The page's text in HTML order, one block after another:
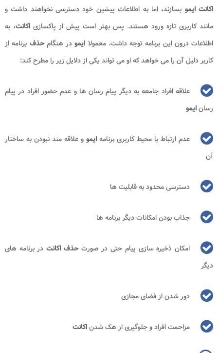
اکانت ایمو بسازند، اما به اطلاعات پیشین خود دسترسی نخواهند داشت و
مانند کاربری تازه ورود هستند. پس بهتر است پیش از پاکسازی اکانت، به
اطلاعات درون این برنامه توجه داشت. معمولا ایمو در هنگامحذف برنامه از
کاربر دلیل آن را می خواهد که او می تواند یکی از دلایل زیر را مطرح کند:
علاقه افراد جامعه به دیگر پیام رسان ها و عدم حضور افراد در پیام
رسانایمو
عدم ارتباط با محیط کاربری برنامه ایمو و علاقه مند نبودن به ساختار
آن
دسترسی محدود به قابلیت ها
جذاب بودن امکانات دیگر برنامه ها
امکان ذخیره سازی پیام حتی در صورتحذف اکانت در برنامه های
دیگر
دور شدن از فضای مجازی
مزاحمت افراد و جلوگیری از هک شدناکانت